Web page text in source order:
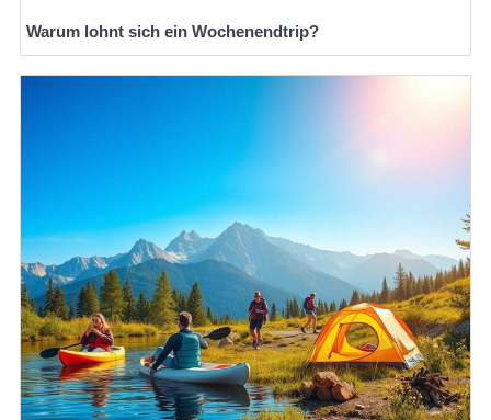
Warum lohnt sich ein Wochenendtrip?